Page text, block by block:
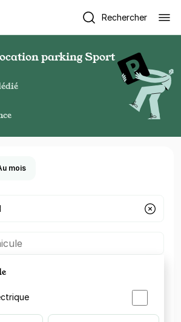
Rechercher
parking Sport
mois
un parking ?